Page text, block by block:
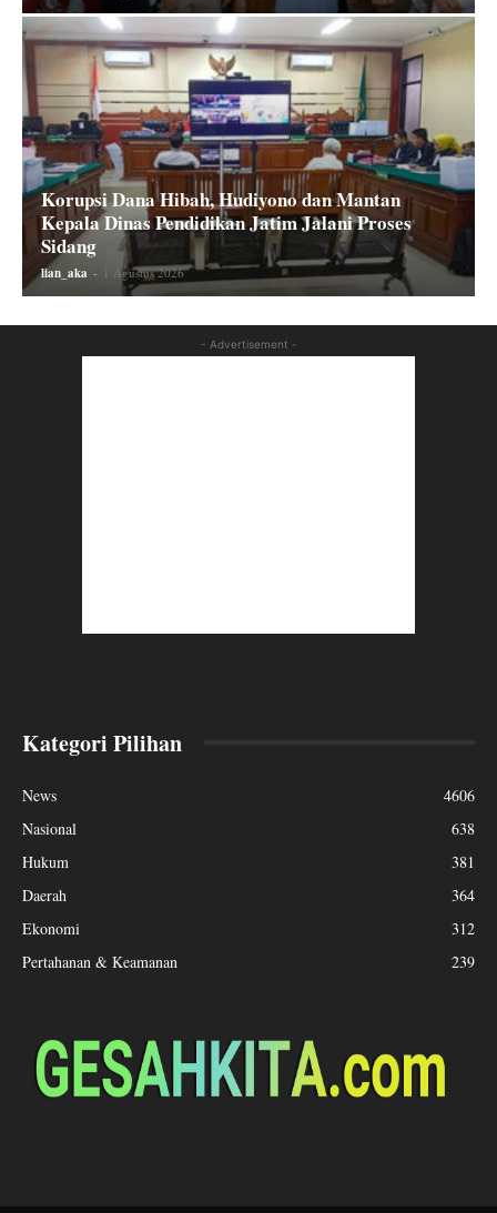
Korupsi Dana Hibah, Hudiyono dan Mantan
Kepala Dinas Pendidikan Jatim Jalani Proses
Sidang
lian_aka - 1 Agustus 2026
- Advertisement -
Kategori Pilihan
News
4606
Nasional
638
Hukum
381
Daerah
364
Ekonomi
312
Pertahanan & Keamanan
239